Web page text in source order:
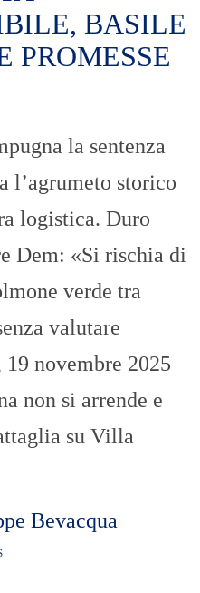
BASILE
PROMESSE
la sentenza
l’agrumeto storico
logistica. Duro
Dem: «Si rischia di
verde tra
valutare
novembre 2025
non si arrende e
su Villa
Bevacqua